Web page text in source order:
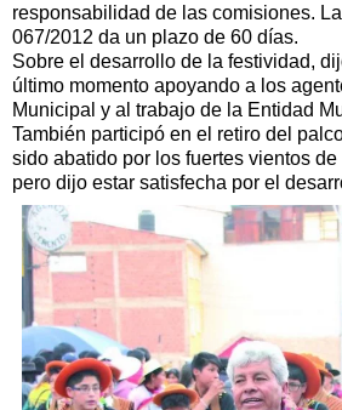
responsabilidad de las comisiones.
067/2012 da un plazo de 60 días.
Sobre el desarrollo de la festividad,
último momento apoyando a los
Municipal y al trabajo de la Entidad
También participó en el retiro del
sido abatido por los fuertes vientos
pero dijo estar satisfecha por el